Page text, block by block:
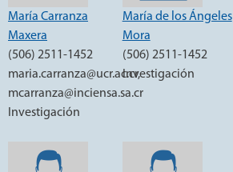
María Carranza
Maxera
(506) 2511-1452
maria.carranza@ucr.ac.cr,
mcarranza@inciensa.sa.cr
Investigación
María de los Ángeles
Mora
(506) 2511-1452
Investigación